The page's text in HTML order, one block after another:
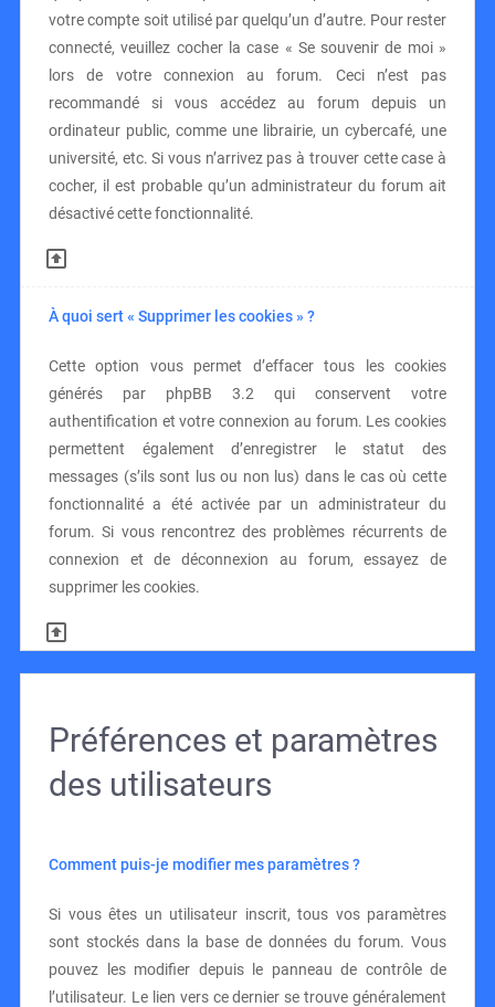
votre compte soit utilisé par quelqu’un d’autre. Pour rester
connecté, veuillez cocher la case « Se souvenir de moi »
lors de votre connexion au forum. Ceci n’est pas
recommandé si vous accédez au forum depuis un
ordinateur public, comme une librairie, un cybercafé, une
université, etc. Si vous n’arrivez pas à trouver cette case à
cocher, il est probable qu’un administrateur du forum ait
désactivé cette fonctionnalité.
À quoi sert « Supprimer les cookies » ?
Cette option vous permet d’effacer tous les cookies
générés par phpBB 3.2 qui conservent votre
authentification et votre connexion au forum. Les cookies
permettent également d’enregistrer le statut des
messages (s’ils sont lus ou non lus) dans le cas où cette
fonctionnalité a été activée par un administrateur du
forum. Si vous rencontrez des problèmes récurrents de
connexion et de déconnexion au forum, essayez de
supprimer les cookies.
Préférences et paramètres
des utilisateurs
Comment puis-je modifier mes paramètres ?
Si vous êtes un utilisateur inscrit, tous vos paramètres
sont stockés dans la base de données du forum. Vous
pouvez les modifier depuis le panneau de contrôle de
l’utilisateur. Le lien vers ce dernier se trouve généralement